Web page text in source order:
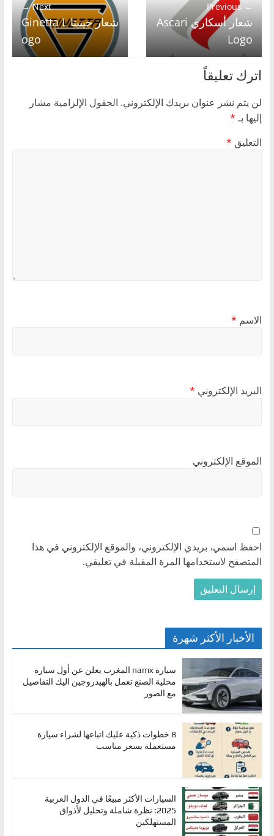
← Previous
شعار أسكاري Ascari
Logo
Next →
شعار جينيتا Ginetta L
ogo
اترك تعليقاً
لن يتم نشر عنوان بريدك الإلكتروني. الحقول الإلزامية مشار
إليها بـ*
التعليق *
الاسم *
البريد الإلكتروني *
الموقع الإلكتروني
احفظ اسمي، بريدي الإلكتروني، والموقع الإلكتروني في هذا
المتصفح لاستخدامها المرة المقبلة في تعليقي.
الأخبار الأكثر شهرة
سيارة namx المغرب يعلن عن أول سيارة
محلية الصنع تعمل بالهيدروجين اليك التفاصيل
مع الصور
8 خطوات ذكية عليك اتباعها لشراء سيارة
مستعملة بسعر مناسب
السيارات الأكثر مبيعًا في الدول العربية
2025: نظرة شاملة وتحليل لأذواق
المستهلكين